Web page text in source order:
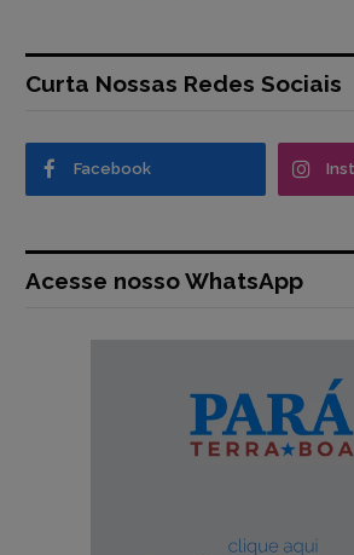
Curta Nossas Redes Sociais
Facebook
Acesse nosso WhatsApp